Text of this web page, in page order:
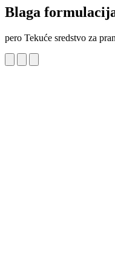
Blaga
pero Tekuće sredstvo za